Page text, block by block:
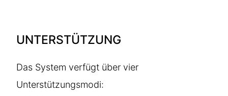
UNTERSTÜTZUNG
Das System verfügt über vier
Unterstützungsmodi: